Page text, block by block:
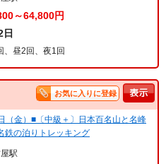
～64,800円
日
、昼2回、夜1回
お気に入りに登録
（金）■〔中級＋〕日本百名山と名峰
の泊りトレッキング
駅